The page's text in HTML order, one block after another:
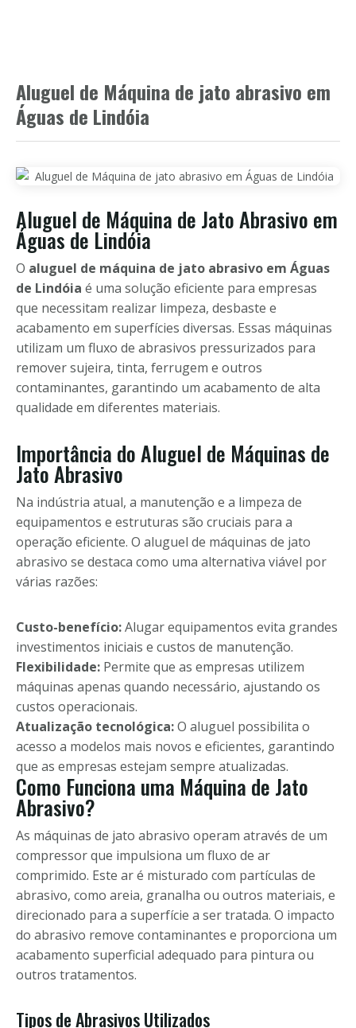
Aluguel de Máquina de jato abrasivo em
Águas de Lindóia
Aluguel de Máquina de Jato Abrasivo em
Águas de Lindóia
O aluguel de máquina de jato abrasivo em Águas
de Lindóia é uma solução eficiente para empresas
que necessitam realizar limpeza, desbaste e
acabamento em superfícies diversas. Essas máquinas
utilizam um fluxo de abrasivos pressurizados para
remover sujeira, tinta, ferrugem e outros
contaminantes, garantindo um acabamento de alta
qualidade em diferentes materiais.
Importância do Aluguel de Máquinas de
Jato Abrasivo
Na indústria atual, a manutenção e a limpeza de
equipamentos e estruturas são cruciais para a
operação eficiente. O aluguel de máquinas de jato
abrasivo se destaca como uma alternativa viável por
várias razões:
Custo-benefício:Alugar equipamentos evita grandes
investimentos iniciais e custos de manutenção.
Flexibilidade: Permite que as empresas utilizem
máquinas apenas quando necessário, ajustando os
custos operacionais.
Atualização tecnológica:O aluguel possibilita o
acesso a modelos mais novos e eficientes, garantindo
que as empresas estejam sempre atualizadas.
Como Funciona uma Máquina de Jato
Abrasivo?
As máquinas de jato abrasivo operam através de um
compressor que impulsiona um fluxo de ar
comprimido. Este ar é misturado com partículas de
abrasivo, como areia, granalha ou outros materiais, e
direcionado para a superfície a ser tratada. O impacto
do abrasivo remove contaminantes e proporciona um
acabamento superficial adequado para pintura ou
outros tratamentos.
Tipos de Abrasivos Utilizados